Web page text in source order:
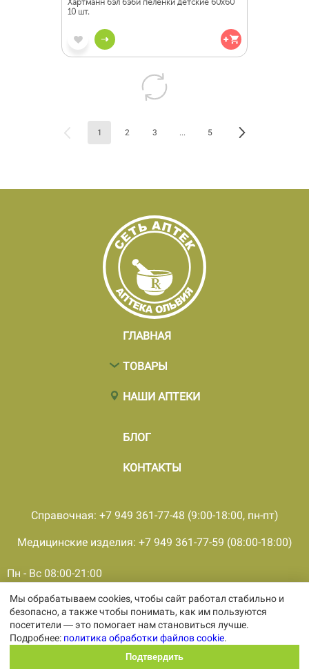
Хартманн бэл бэби пеленки детские 60х60
10 шт.
1 2 3 ... 5
ГЛАВНАЯ
ТОВАРЫ
НАШИ АПТЕКИ
БЛОГ
КОНТАКТЫ
Пн - Вс 08:00-21:00
Справочная: +7 949 361-77-48 (9:00-18:00, пн-пт)
Медицинские изделия: +7 949 361-77-59 (08:00-18:00)
© 2001 - 2026, все права защищены, ООО «ПКМФ «Ольвия-
Мединвест», ИНН 9308009362 КПП 930301001
Политика конфиденциальности
Политика обработки персональных
Политика обработки файлов cookie
Мы обрабатываем cookies, чтобы сайт работал стабильно и
безопасно, а также чтобы понимать, как им пользуются
посетители — это помогает нам становиться лучше.
Подробнее: политика обработки файлов cookie.
Подтвердить